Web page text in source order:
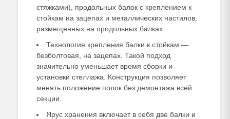
стяжками), продольных балок с креплением к
стойкам на зацепах и металлических настилов,
размещенных на продольных балках.
Технология крепления балки к стойкам —
безболтовая, на зацепах. Такой подход
значительно уменьшает время сборки и
установки стеллажа. Конструкция позволяет
менять положение полок без демонтажа всей
секции.
Ярус хранения включает в себя две балки и